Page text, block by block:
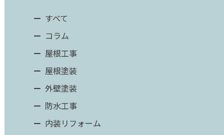
すべて
コラム
屋根工事
屋根塗装
外壁塗装
防水工事
内装リフォーム